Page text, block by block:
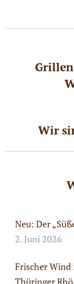
Wir
Neu: Der
2. Juni 2026
Frischer Wind